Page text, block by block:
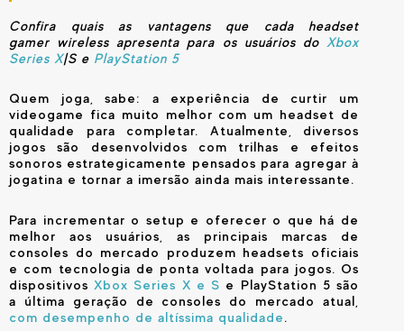
Confira quais as vantagens que cada headset
gamer wireless apresenta para os usuários do Xbox
Series X|S e PlayStation 5
Quem joga, sabe: a experiência de curtir um
videogame fica muito melhor com um headset de
qualidade para completar. Atualmente, diversos
jogos são desenvolvidos com trilhas e efeitos
sonoros estrategicamente pensados para agregar à
jogatina e tornar a imersão ainda mais interessante.
Para incrementar o setup e oferecer o que há de
melhor aos usuários, as principais marcas de
consoles do mercado produzem headsets oficiais
e com tecnologia de ponta voltada para jogos. Os
dispositivos Xbox Series X e S e PlayStation 5 são
a última geração de consoles do mercado atual,
com desempenho de altíssima qualidade.